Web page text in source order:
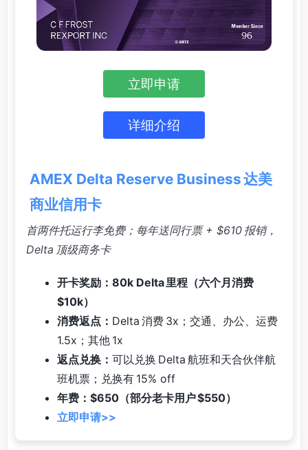
立即申请
详细介绍
AMEX Delta Reserve Business 达美
商业信用卡
首两件托运行李免费；每年送同行票 + $610 报销，
Delta 顶级商务卡
开卡奖励：80k Delta 里程（六个月消费
$10k）
消费返点： Delta 消费 3x；交通、办公、运费
1.5x；其他 1x
返点兑换： 可以兑换 Delta 航班和天合伙伴航
班机票；兑换有 15% off
年费：$650（部分老卡用户 $550）
立即申请>>